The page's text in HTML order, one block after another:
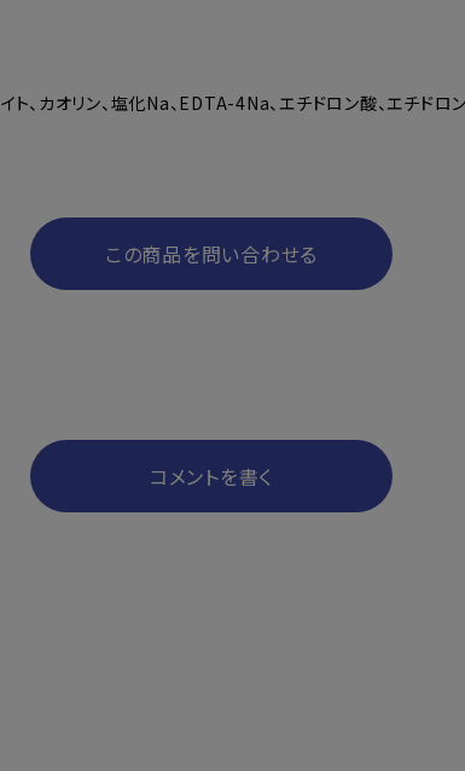
ト、カオリン、塩化Na、EDTA-4Na、エチドロン酸、エチド
この商品を問い合わせる
コメントを書く